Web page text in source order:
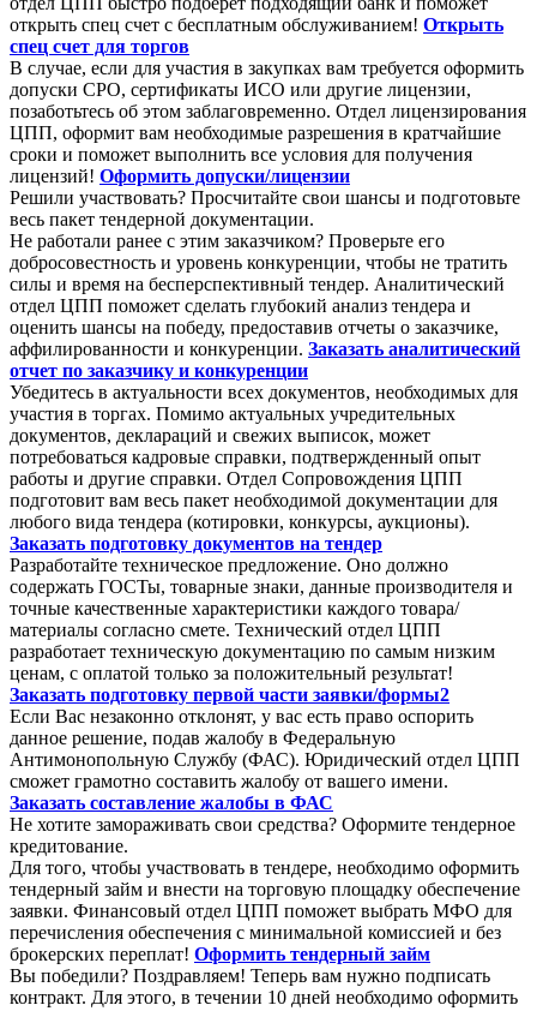
открыть спец счет с бесплатным обслуживанием! Открыть
спец счет для торгов
В случае, если для участия в закупках вам требуется оформить
допуски СРО, сертификаты ИСО или другие лицензии,
позаботьтесь об этом заблаговременно. Отдел лицензирования
ЦПП, оформит вам необходимые разрешения в кратчайшие
сроки и поможет выполнить все условия для получения
лицензий! Оформить допуски/лицензии
Решили участвовать? Просчитайте свои шансы и подготовьте
весь пакет тендерной документации.
Не работали ранее с этим заказчиком? Проверьте его
добросовестность и уровень конкуренции, чтобы не тратить
силы и время на бесперспективный тендер. Аналитический
отдел ЦПП поможет сделать глубокий анализ тендера и
оценить шансы на победу, предоставив отчеты о заказчике,
аффилированности и конкуренции. Заказать аналитический
отчет по заказчику и конкуренции
Убедитесь в актуальности всех документов, необходимых для
участия в торгах. Помимо актуальных учредительных
документов, деклараций и свежих выписок, может
потребоваться кадровые справки, подтвержденный опыт
работы и другие справки. Отдел Сопровождения ЦПП
подготовит вам весь пакет необходимой документации для
любого вида тендера (котировки, конкурсы, аукционы).
Заказать подготовку документов на тендер
Разработайте техническое предложение. Оно должно
содержать ГОСТы, товарные знаки, данные производителя и
точные качественные характеристики каждого товара/
материалы согласно смете. Технический отдел ЦПП
разработает техническую документацию по самым низким
ценам, с оплатой только за положительный результат!
Заказать подготовку первой части заявки/формы2
Если Вас незаконно отклонят, у вас есть право оспорить
данное решение, подав жалобу в Федеральную
Антимонопольную Службу (ФАС). Юридический отдел ЦПП
сможет грамотно составить жалобу от вашего имени.
Заказать составление жалобы в ФАС
Не хотите замораживать свои средства? Оформите тендерное
кредитование.
Для того, чтобы участвовать в тендере, необходимо оформить
тендерный займ и внести на торговую площадку обеспечение
заявки. Финансовый отдел ЦПП поможет выбрать МФО для
перечисления обеспечения с минимальной комиссией и без
брокерских переплат! Оформить тендерный займ
Вы победили? Поздравляем! Теперь вам нужно подписать
контракт. Для этого, в течении 10 дней необходимо оформить